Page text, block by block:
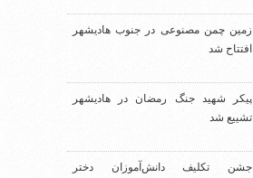
زمین چمن مصنوعی در جنوب هادیشهر
افتتاح شد
پیکر شهید جنگ رمضان در هادیشهر
تشییع شد
جشن تکلیف دانش‌آموزان دختر